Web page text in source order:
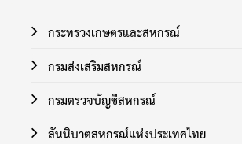
กระทรวงเกษตรและสหกรณ์
กรมส่งเสริมสหกรณ์
กรมตรวจบัญชีสหกรณ์
สันนิบาตสหกรณ์แห่งประเทศไทย